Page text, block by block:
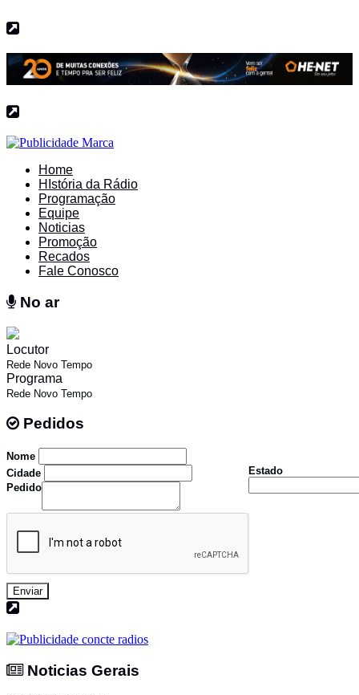
Home
HIstória da Rádio
Programação
Equipe
Noticias
Promoção
Recados
Fale Conosco
No ar
Locutor
Rede Novo Tempo
Programa
Rede Novo Tempo
Pedidos
Nome
Cidade
Estado
Pedido
Enviar
Noticias Gerais